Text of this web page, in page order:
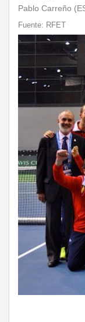
Pablo Carreño
Fuente: RFET